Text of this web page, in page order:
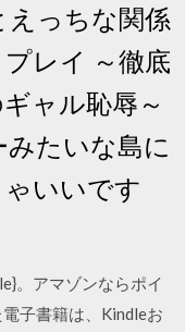
えっちな関係
レイ ～徹底
ャル恥辱～
たいな島に
いいです
。アマゾンならポイ
子書籍は、Kindleお